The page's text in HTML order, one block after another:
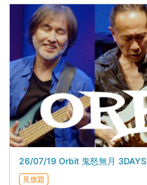
26/07/19 Orbit 鬼怒無月 3DAYS
見放題